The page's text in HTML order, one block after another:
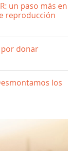
un paso más en
reproducción
por donar
los